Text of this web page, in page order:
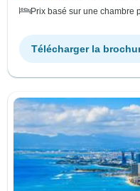
Prix basé sur une chambre
Télécharger la